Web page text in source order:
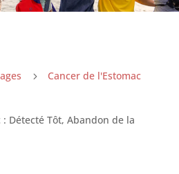
5 Cancer de l'Estomac
: Détecté Tôt, Abandon de la